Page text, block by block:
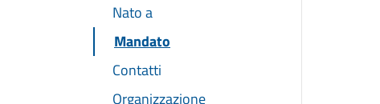
Nato a
Mandato
Contatti
Organizzazione